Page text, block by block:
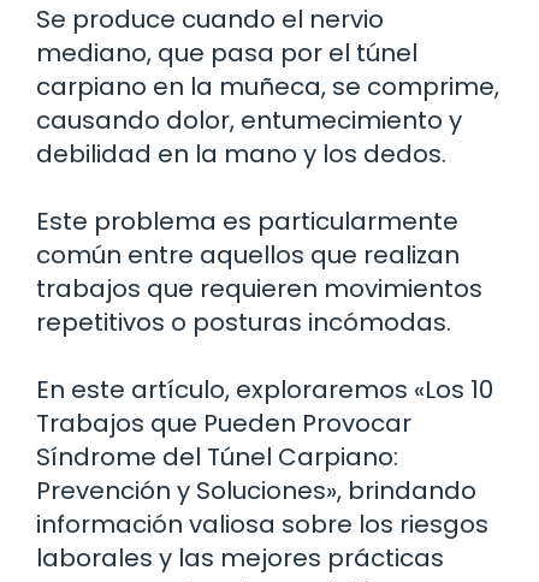
Se produce cuando el nervio
mediano, que pasa por el túnel
carpiano en la muñeca, se comprime,
causando dolor, entumecimiento y
debilidad en la mano y los dedos.
Este problema es particularmente
común entre aquellos que realizan
trabajos que requieren movimientos
repetitivos o posturas incómodas.
En este artículo, exploraremos «Los 10
Trabajos que Pueden Provocar
Síndrome del Túnel Carpiano:
Prevención y Soluciones», brindando
información valiosa sobre los riesgos
laborales y las mejores prácticas